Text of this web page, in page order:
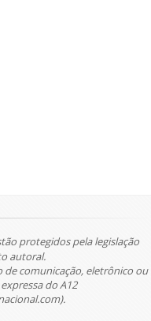
protegidos pela legislação
autoral.
comunicação, eletrônico ou
do A12